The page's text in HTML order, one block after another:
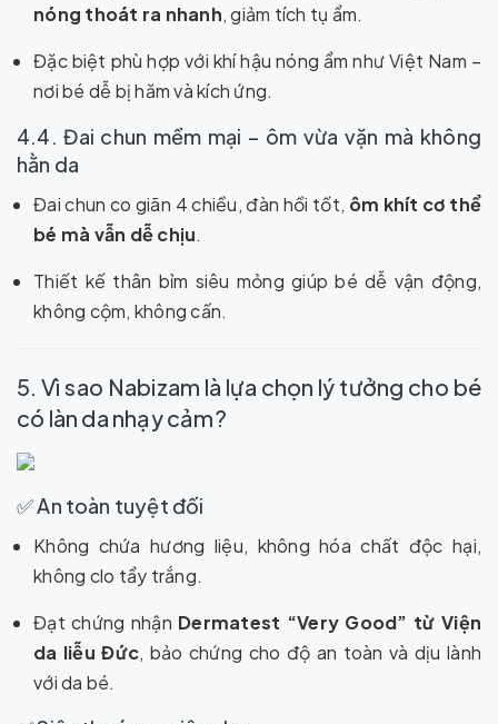
nóng thoát ra nhanh, giảm tích tụ ẩm.
Đặc biệt phù hợp với khí hậu nóng ẩm như Việt Nam –
nơi bé dễ bị hăm và kích ứng.
4.4. Đai chun mềm mại – ôm vừa vặn mà không
hằn da
Đai chun co giãn 4 chiều, đàn hồi tốt, ôm khít cơ thể
bé mà vẫn dễ chịu.
Thiết kế thân bỉm siêu mỏng giúp bé dễ vận động,
không cộm, không cấn.
5. Vì sao Nabizam là lựa chọn lý tưởng cho bé
có làn da nhạy cảm?
✅ An toàn tuyệt đối
Không chứa hương liệu, không hóa chất độc hại,
không clo tẩy trắng.
Đạt chứng nhận Dermatest “Very Good” từ Viện
da liễu Đức, bảo chứng cho độ an toàn và dịu lành
với da bé.